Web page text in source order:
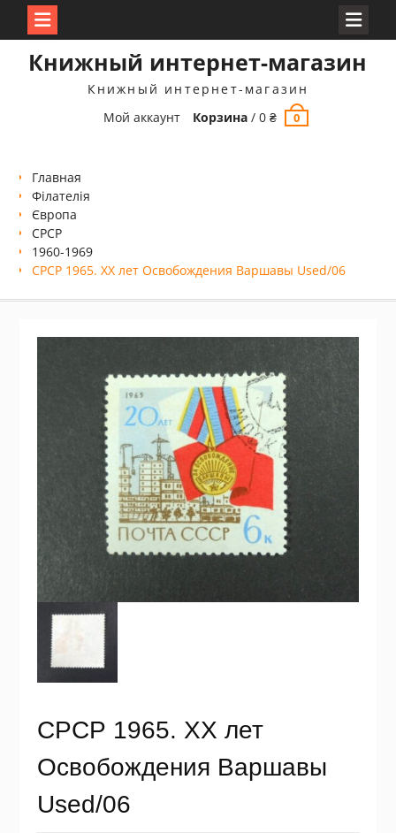
Книжный интернет-магазин
Книжный интернет-магазин
Мой аккаунт
Корзина /0₴ 0
Главная
Філателія
Європа
СРСР
1960-1969
СРСР 1965. ХХ лет Освобождения Варшавы Used/06
СРСР 1965. ХХ лет
Освобождения Варшавы
Used/06